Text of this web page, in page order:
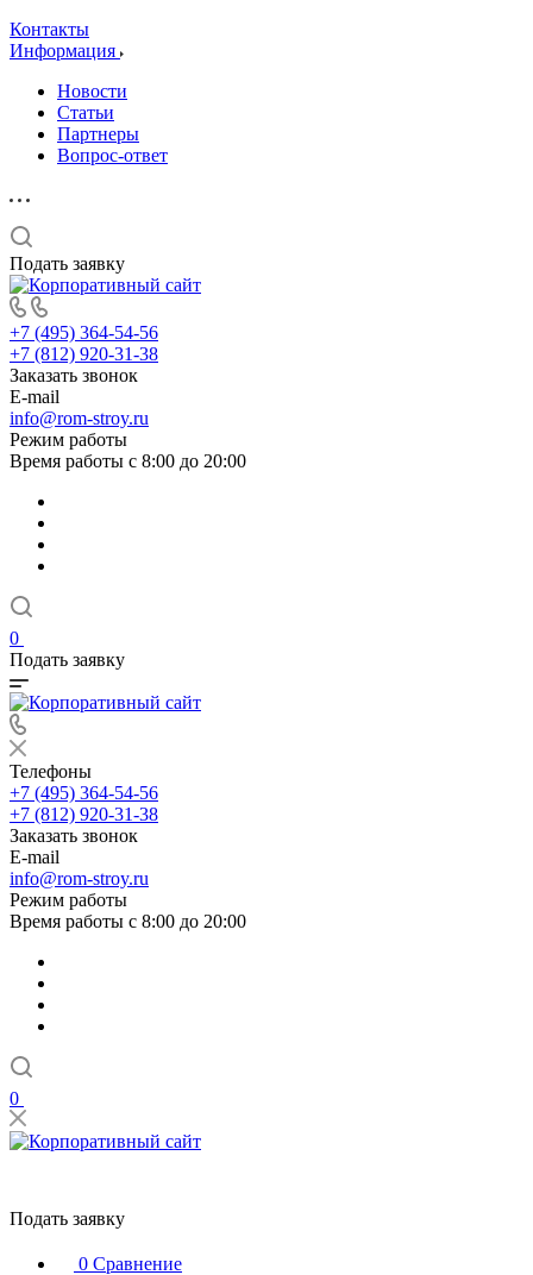
Контакты
Информация
Новости
Статьи
Партнеры
Вопрос-ответ
Подать заявку
+7 (495) 364-54-56
+7 (812) 920-31-38
Заказать звонок
E-mail
info@rom-stroy.ru
Режим работы
Время работы с 8:00 до 20:00
0
Подать заявку
Телефоны
+7 (495) 364-54-56
+7 (812) 920-31-38
Заказать звонок
E-mail
info@rom-stroy.ru
Режим работы
Время работы с 8:00 до 20:00
0
Подать заявку
0 Сравнение